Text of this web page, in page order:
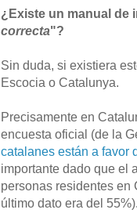
¿Existe un manual de
correcta"?
Sin duda, si existiera
Escocia o Catalunya.
Precisamente en
encuesta oficial (de la
catalanes están a favor
importante dado que el
personas residentes en
último dato era del 55%).